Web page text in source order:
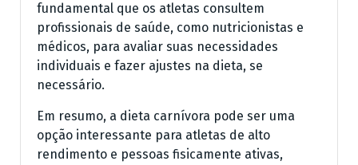
fundamental que os atletas consultem
profissionais de saúde, como nutricionistas e
médicos, para avaliar suas necessidades
individuais e fazer ajustes na dieta, se
necessário.
Em resumo, a dieta carnívora pode ser uma
opção interessante para atletas de alto
rendimento e pessoas fisicamente ativas,